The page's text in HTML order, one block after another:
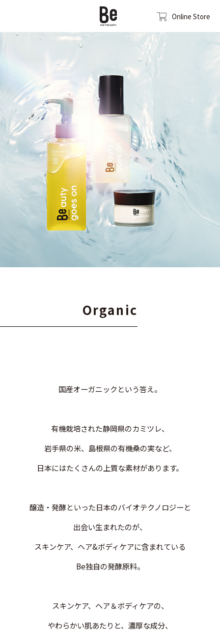
Online Store
Organic
国産オーガニックという答え。
有機栽培された静岡県のカミツレ、
岩手県の米、島根県の有機桑の実など、
日本にはたくさんの上質な素材があります。
醸造・発酵といった日本のバイオテクノロジーと
出会い生まれたのが、
スキンケア、ヘア&ボディケアに含まれている
Be独自の発酵原料。
スキンケア、ヘア＆ボディケアの、
やわらかい肌あたりと、濃厚な成分、